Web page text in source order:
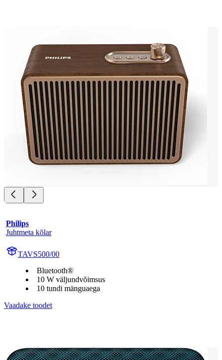
Philips
Juhtmeta kõlar
TAVS500/00
Bluetooth®
10 W väljundvõimsus
10 tundi mänguaega
Vaadake toodet